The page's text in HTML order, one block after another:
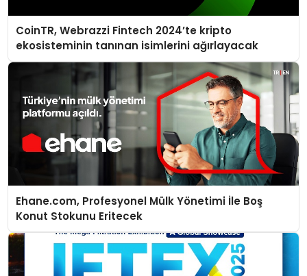
CoinTR, Webrazzi Fintech 2024’te kripto
ekosisteminin tanınan isimlerini ağırlayacak
Ehane.com, Profesyonel Mülk Yönetimi İle Boş
Konut Stokunu Eritecek